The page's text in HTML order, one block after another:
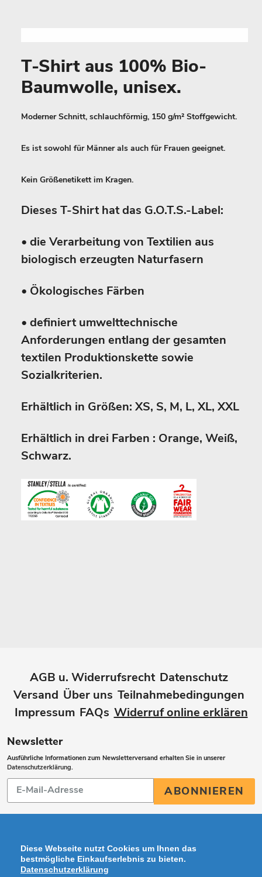
T-Shirt aus 100% Bio-
Baumwolle, unisex.
Moderner Schnitt, schlauchförmig, 150 g/m² Stoffgewicht.
Es ist sowohl für Männer als auch für Frauen geeignet.
Kein Größenetikett im Kragen.
Dieses T-Shirt hat das G.O.T.S.-Label:
• die Verarbeitung von Textilien aus
biologisch erzeugten Naturfasern
• Ökologisches Färben
• definiert umwelttechnische
Anforderungen entlang der gesamten
textilen Produktionskette sowie
Sozialkriterien.
Erhältlich in Größen: XS, S, M, L, XL, XXL
Erhältlich in drei Farben : Orange, Weiß,
Schwarz.
AGB u. Widerrufsrecht Datenschutz
Versand Über uns Teilnahmebedingungen
Impressum FAQs Widerruf online erklären
Newsletter
Ausführliche Informationen zum Newsletterversand erhalten Sie in unserer
Datenschutzerklärung.
Abonnieren
Sie
unsere
ABONNIEREN
Diese Webseite nutzt Cookies um Ihnen das
bestmögliche Einkaufserlebnis zu bieten.
Datenschutzerklärung